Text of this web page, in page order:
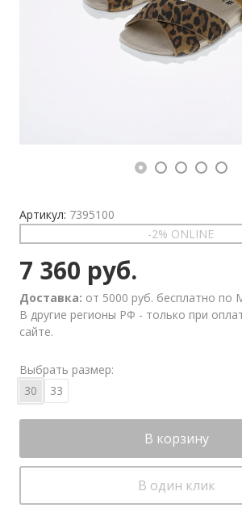
Артикул: 7395100
-2% ONLINE
7 360 руб.
Доставка: от 5000 руб. бесплатно по
В другие регионы РФ - только при
сайте.
Выбрать размер:
30
33
В корзину
В один клик